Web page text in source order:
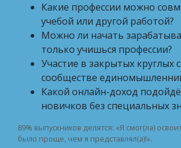
Какие профессии можно
учебой или другой работой?
Можно ли начать
только учишься профессии?
Участие в закрытых круглых
сообществе
Какой онлайн-доход
новичков без специальных
89% выпускников делятся: «Я смог(ла)
было проще, чем я представлял(а)!».